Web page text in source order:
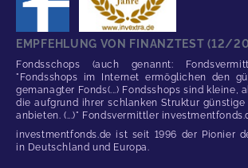
EMPFEHLUNG VON FINANZTEST (12/
Fondsschops (auch genannt:
"Fondsshops im Internet ermöglichen den
gemanagter Fonds(...) Fondsshops sind kleine,
die aufgrund ihrer schlanken Struktur
anbieten. (...)" Fondsvermittler
investmentfonds.de ist seit 1996 der Pionier
in Deutschland und Europa.